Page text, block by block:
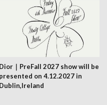
Dior｜PreFall 2027 show will be
presented on 4.12.2027 in
Dublin,Ireland